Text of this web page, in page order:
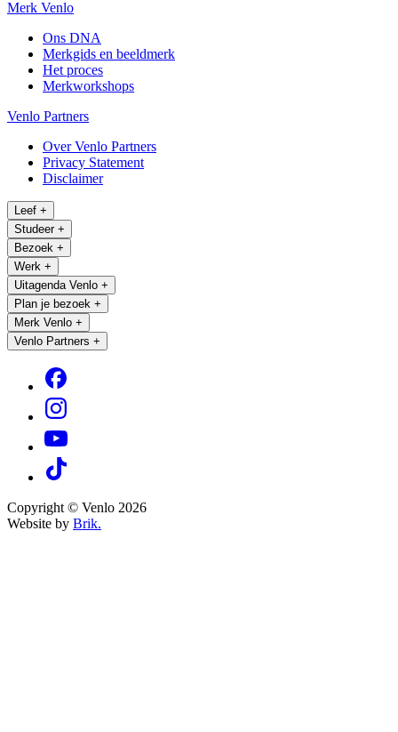
Merk Venlo
Ons DNA
Merkgids en beeldmerk
Het proces
Merkworkshops
Venlo Partners
Over Venlo Partners
Privacy Statement
Disclaimer
Leef +
Studeer +
Bezoek +
Werk +
Uitagenda Venlo +
Plan je bezoek +
Merk Venlo +
Venlo Partners +
Copyright © Venlo 2026
Website by Brik.